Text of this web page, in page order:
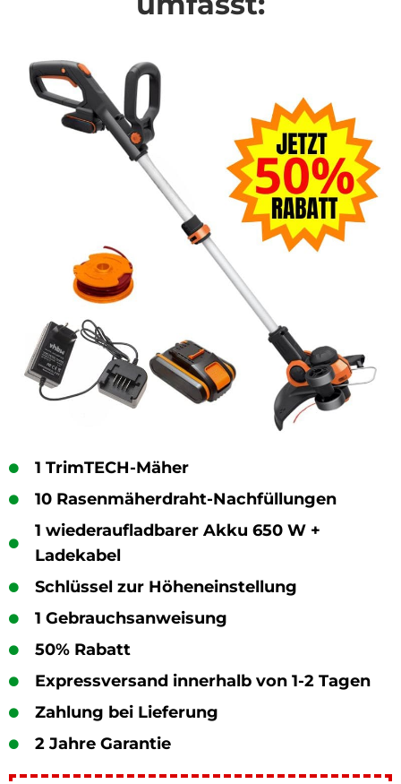
1 TrimTECH-Mäher
10 Rasenmäherdraht-Nachfüllungen
1 wiederaufladbarer Akku 650 W +
Ladekabel
Schlüssel zur Höheneinstellung
1 Gebrauchsanweisung
50% Rabatt
Expressversand innerhalb von 1-2 Tagen
Zahlung bei Lieferung
2 Jahre Garantie